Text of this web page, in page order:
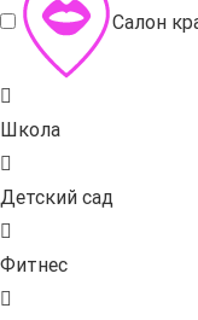
Салон
Школа
Детский сад
Фитнес